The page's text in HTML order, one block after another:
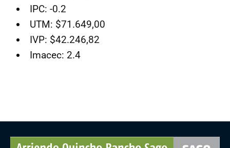
IPC: -0.2
UTM: $71.649,00
IVP: $42.246,82
Imacec: 2.4